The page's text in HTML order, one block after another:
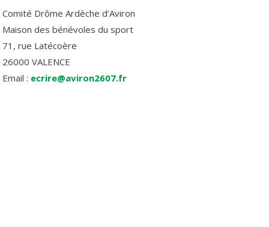
Comité Drôme Ardèche d’Aviron
Maison des bénévoles du sport
71, rue Latécoère
26000 VALENCE
Email : ecrire@aviron2607.fr